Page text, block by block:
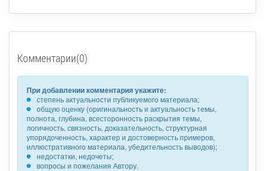
Комментарии(0)
При добавлении комментария укажите:
степень актуальности публикуемого материала;
общую оценку (оригинальность и актуальность темы,
полнота, глубина, всесторонность раскрытия темы,
логичность, связность, доказательность, структурная
упорядоченность, характер и достоверность примеров,
иллюстративного материала, убедительность выводов);
недостатки, недочеты;
вопросы и пожелания Автору.